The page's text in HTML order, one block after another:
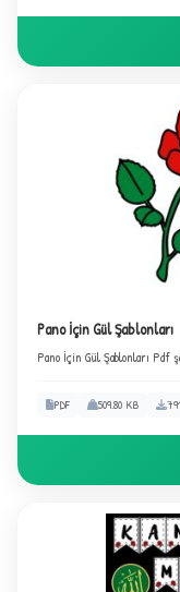
✧
Pano İçin Gül Şablonları
Pano İçin Gül Şablonları Pdf
PDF 509.80 KB 791
★